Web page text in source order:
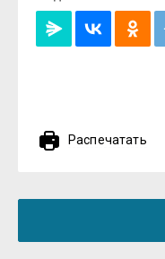
Распечатать